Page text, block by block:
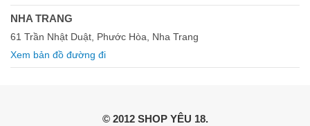
NHA TRANG
61 Trần Nhật Duật, Phước Hòa, Nha Trang
Xem bản đồ đường đi
© 2012 SHOP YÊU 18.